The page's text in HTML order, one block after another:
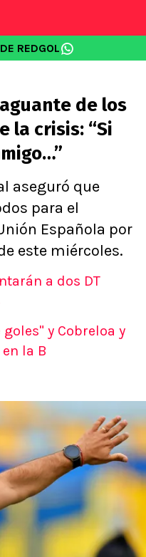
REDGOL
de los
la crisis: “Si
aseguró que
para el
Española por
este miércoles.
a dos DT
y Cobreloa y
la B